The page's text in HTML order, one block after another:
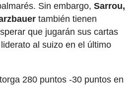
Sin embargo, Sarrou,
también tienen
que jugarán sus cartas
al suizo en el último
280 puntos -30 puntos en